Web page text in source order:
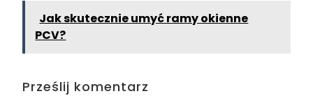
Jak skutecznie umyć ramy okienne
PCV?
Prześlij komentarz